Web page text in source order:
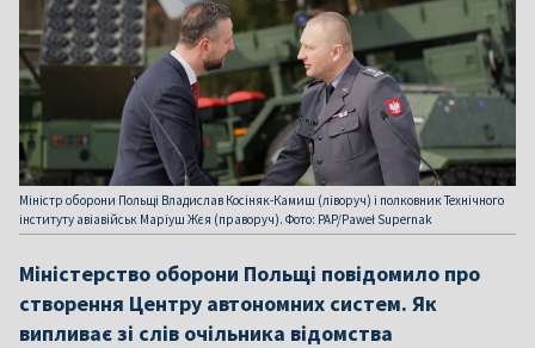
Міністр оборони Польщі Владислав Косіняк-Камиш (ліворуч) і полковник Технічного
інституту авіавійськ Маріуш Жєя (праворуч). Фото: PAP/Paweł Supernak
Міністерство оборони Польщі повідомило про
створення Центру автономних систем. Як
випливає зі слів очільника відомства